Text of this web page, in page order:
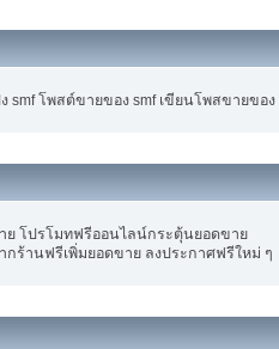
smf โพสต์ขายของ smf เขียนโพสขายของ
โปรโมทฟรีออนไลน์กระตุ้นยอดขาย
ร้านฟรีเพิ่มยอดขาย ลงประกาศฟรีใหม่ ๆ